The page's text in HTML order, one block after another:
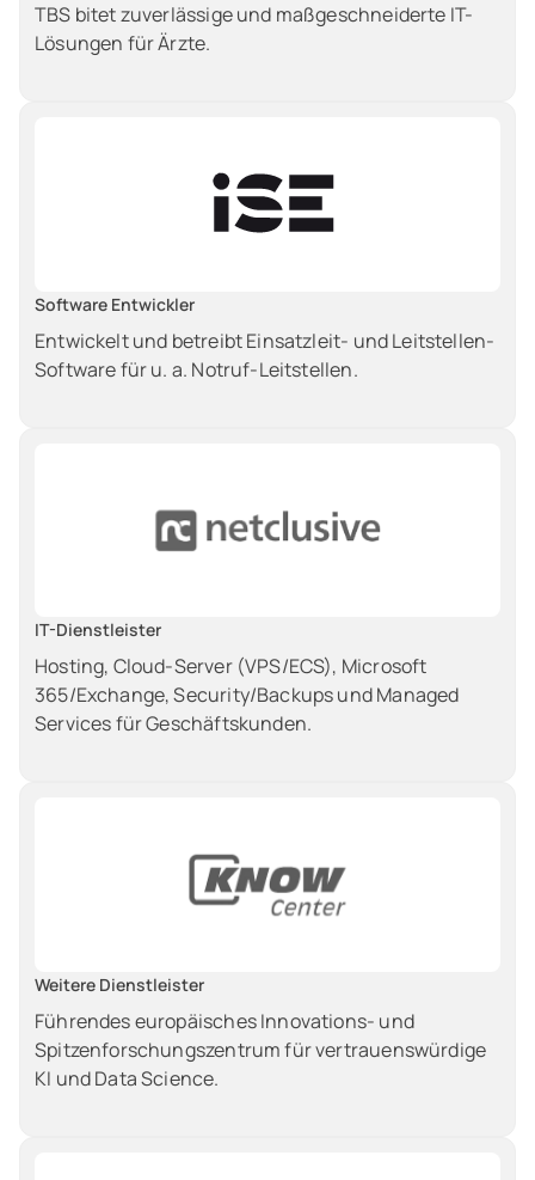
TBS bitet zuverlässige und maßgeschneiderte IT-
Lösungen für Ärzte.
Software Entwickler
Entwickelt und betreibt Einsatzleit- und Leitstellen-
Software für u. a. Notruf-Leitstellen.
IT-Dienstleister
Hosting, Cloud-Server (VPS/ECS), Microsoft
365/Exchange, Security/Backups und Managed
Services für Geschäftskunden.
Weitere Dienstleister
Führendes europäisches Innovations- und
Spitzenforschungszentrum für vertrauenswürdige
KI und Data Science.